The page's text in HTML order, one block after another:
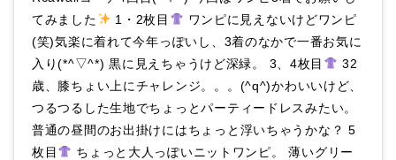
てみました
1・2枚目
ワンピに見えないけどワンピ
(笑)気楽に着れて今年っぽいし、3着のなかで一番お気に
入り(*^▽^*) 黒に見えちゃうけど深緑。 3、4枚目
32
歳、膝ちょい上にチャレンジ。。。(^q^)かわいいけど、
つるつるした生地でちょっとパーティードレスみたい。
普通の昼間のお出掛けにはちょっと浮いちゃうかな？ 5
枚目
ちょっと大人っぽいニットワンピ。 薄いグリー